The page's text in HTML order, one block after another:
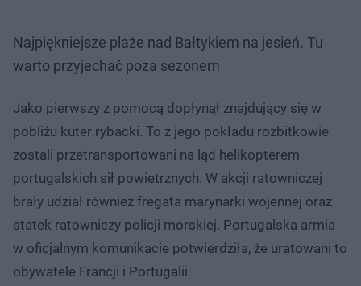
Najpiękniejsze plaże nad Bałtykiem na jesień. Tu
warto przyjechać poza sezonem
Jako pierwszy z pomocą dopłynął znajdujący się w
pobliżu kuter rybacki. To z jego pokładu rozbitkowie
zostali przetransportowani na ląd helikopterem
portugalskich sił powietrznych. W akcji ratowniczej
brały udział również fregata marynarki wojennej oraz
statek ratowniczy policji morskiej. Portugalska armia
w oficjalnym komunikacie potwierdziła, że uratowani to
obywatele Francji i Portugalii.